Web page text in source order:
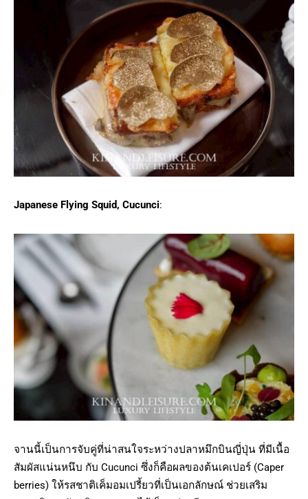
Japanese Flying Squid, Cucunci:
จานนี้เป็นการจับคู่ที่น่าสนใจระหว่างปลาหมึกบินญี่ปุ่น ที่มีเนื้อ
สัมผัสแน่นหนึบ กับ Cucunci ซึ่งก็คือผลของต้นเคเปอร์ (Caper
berries) ให้รสชาติเค็มอมเปรี้ยวที่เป็นเอกลักษณ์ ช่วยเสริม